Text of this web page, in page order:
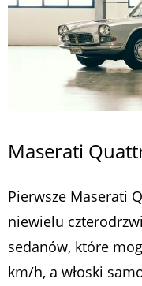
Maserati
Pierwsze Maserati
niewielu
sedanów, które
km/h, a włoski